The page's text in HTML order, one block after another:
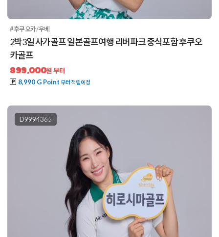
#후쿠오카/우베
2박3일 사가골프 일본골프여행 리버파크 중식포함 후쿠오
카골프
899,000원 부터
8,990 G Point 부터 적립예정
D9994365